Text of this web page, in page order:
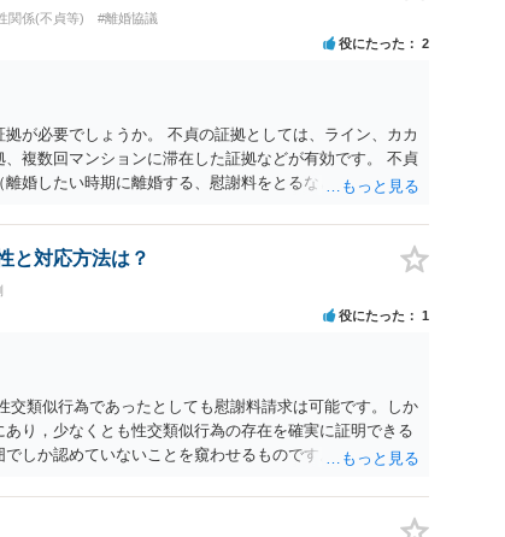
関係(不貞等) #離婚協議
役にたった 2
が必要でしょうか。 不貞の証拠としては、ライン、カカ
複数回マンションに滞在した証拠などが有効です。 不貞
婚したい時期に離婚する、慰謝料をとるなど）ことがで
考まで。
と対応方法は？
役にたった 1
類似行為であったとしても慰謝料請求は可能です。しか
り，少なくとも性交類似行為の存在を確実に証明できる
しか認めていないことを窺わせるものです。）。ですか
せん。 ②夫との今後のことを考えて書いてもらうか否か
のことを証明（証明力を強めることも含む）できるので